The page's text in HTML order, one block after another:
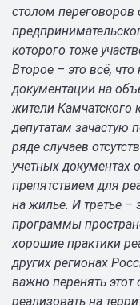
столом переговоров
которого тоже
Второе – это всё, что
документации на
жители Камчатского
депутатам
ряде случаев
учетных документах
препятствием для
на жилье. И третье –
программы
хорошие практики
других регионах
важно перенять этот
реализовать на